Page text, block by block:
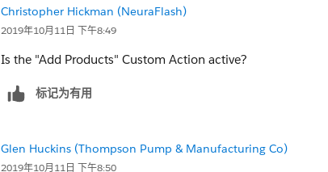
Christopher Hickman (NeuraFlash)
2019年10月11日 下午8:49
Is the "Add Products" Custom Action active?
标记为有用
Glen Huckins (Thompson Pump & Manufacturing Co)
2019年10月11日 下午8:50